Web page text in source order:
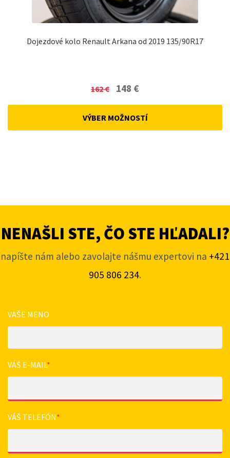
Dojezdové kolo Renault Arkana od 2019 135/90R17
162€
Original
was:
148 €Current
VÝBER MOŽNOSTÍ
NENAŠLI STE, ČO STE HĽADALI?
napíšte nám alebo zavolajte nášmu expertovi na +421
905 806 234.
VAŠE MENO
VÁŠ E-MAIL*
VÁŠ TELEFÓN*